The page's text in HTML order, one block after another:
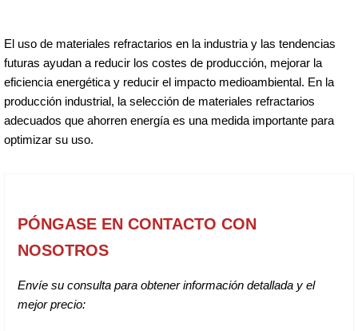
El uso de materiales refractarios en la industria y las tendencias
futuras ayudan a reducir los costes de producción, mejorar la
eficiencia energética y reducir el impacto medioambiental. En la
producción industrial, la selección de materiales refractarios
adecuados que ahorren energía es una medida importante para
optimizar su uso.
PÓNGASE EN CONTACTO CON
NOSOTROS
Envíe su consulta para obtener información detallada y el
mejor precio: